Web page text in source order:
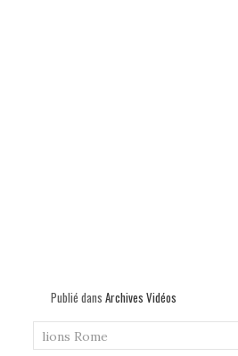
Publié dans Archives Vidéos
lions Rome